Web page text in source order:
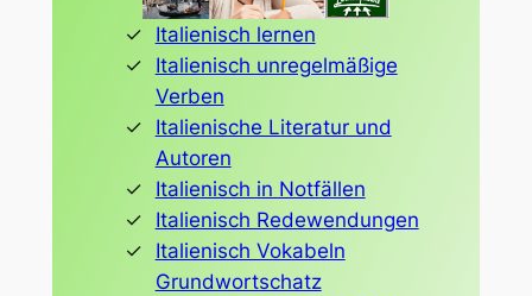
Italienisch lernen
Italienisch unregelmäßige
Verben
Italienische Literatur und
Autoren
Italienisch in Notfällen
Italienisch Redewendungen
Italienisch Vokabeln
Grundwortschatz